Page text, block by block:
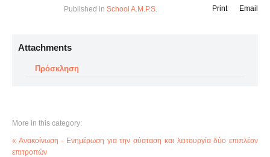
Published in School A.M.P.S. Email
Print
Attachments
Πρόσκληση
More in this category:
« Ανακοίνωση - Ενημέρωση για την σύσταση και λειτουργία δύο επιπλέον
επιτροπών